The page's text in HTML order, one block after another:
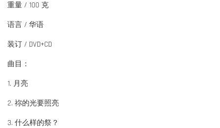
重量 / 100 克
语言 / 华语
装订 / DVD+CD
曲目：
1. 月亮
2. 祢的光要照亮
3. 什么样的祭？